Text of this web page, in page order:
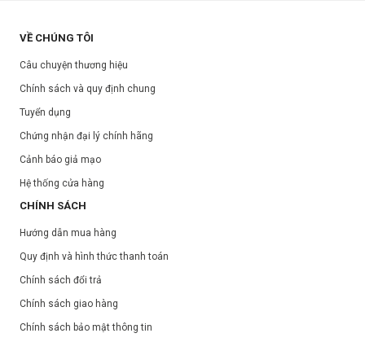
VỀ CHÚNG TÔI
Câu chuyện thương hiệu
Chính sách và quy định chung
Tuyển dụng
Chứng nhận đại lý chính hãng
Cảnh báo giả mạo
Hệ thống cửa hàng
CHÍNH SÁCH
Hướng dẫn mua hàng
Quy định và hình thức thanh toán
Chính sách đổi trả
Chính sách giao hàng
Chính sách bảo mật thông tin